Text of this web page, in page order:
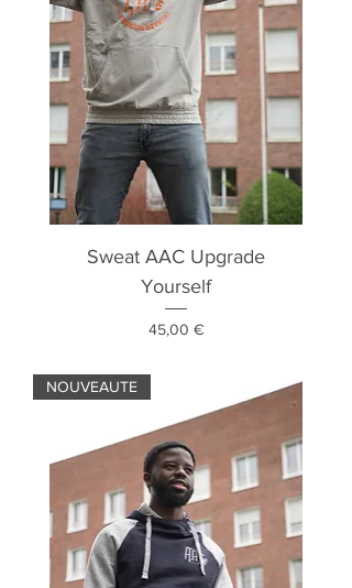
Sweat AAC Upgrade
Yourself
Prix
45,00 €
NOUVEAUTE